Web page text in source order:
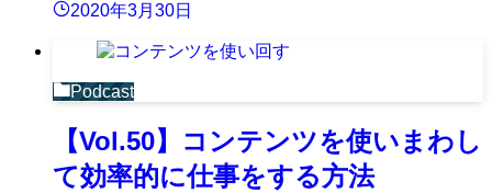
2020年3月30日
Podcast
【Vol.50】コンテンツを使いまわし
て効率的に仕事をする方法